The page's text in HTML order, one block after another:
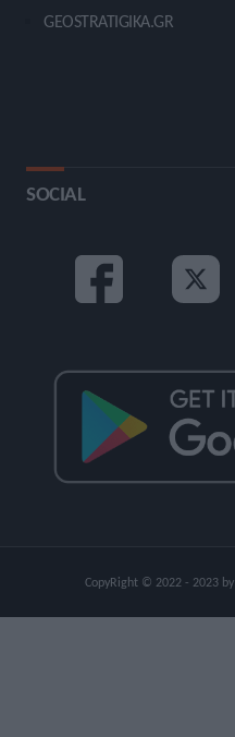
GEOSTRATIGIKA.GR
SOCIAL
CopyRight © 2022 - 2023